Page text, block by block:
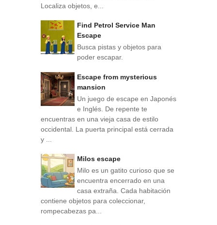
Localiza objetos, e...
Find Petrol Service Man
Escape
Busca pistas y objetos para
poder escapar.
Escape from mysterious
mansion
Un juego de escape en Japonés
e Inglés. De repente te
encuentras en una vieja casa de estilo
occidental. La puerta principal está cerrada
y ...
Milos escape
Milo es un gatito curioso que se
encuentra encerrado en una
casa extraña. Cada habitación
contiene objetos para coleccionar,
rompecabezas pa...